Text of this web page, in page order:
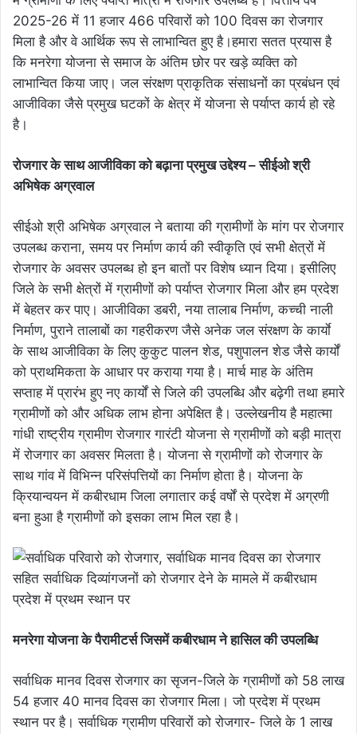
2025-26 में 11 हजार 466 परिवारों को 100 दिवस का रोजगार
मिला है और वे आर्थिक रूप से लाभान्वित हुए है।हमारा सतत प्रयास है
कि मनरेगा योजना से समाज के अंतिम छोर पर खड़े व्यक्ति को
लाभान्वित किया जाए। जल संरक्षण प्राकृतिक संसाधनों का प्रबंधन एवं
आजीविका जैसे प्रमुख घटकों के क्षेत्र में योजना से पर्याप्त कार्य हो रहे
है।
रोजगार के साथ आजीविका को बढ़ाना प्रमुख उद्देश्य – सीईओ श्री
अभिषेक अग्रवाल
सीईओ श्री अभिषेक अग्रवाल ने बताया की ग्रामीणों के मांग पर रोजगार
उपलब्ध कराना, समय पर निर्माण कार्य की स्वीकृति एवं सभी क्षेत्रों में
रोजगार के अवसर उपलब्ध हो इन बातों पर विशेष ध्यान दिया। इसीलिए
जिले के सभी क्षेत्रों में ग्रामीणों को पर्याप्त रोजगार मिला और हम प्रदेश
में बेहतर कर पाए। आजीविका डबरी, नया तालाब निर्माण, कच्ची नाली
निर्माण, पुराने तालाबों का गहरीकरण जैसे अनेक जल संरक्षण के कार्याे
के साथ आजीविका के लिए कुकुट पालन शेड, पशुपालन शेड जैसे कार्यों
को प्राथमिकता के आधार पर कराया गया है। मार्च माह के अंतिम
सप्ताह में प्रारंभ हुए नए कार्यों से जिले की उपलब्धि और बढ़ेगी तथा हमारे
ग्रामीणों को और अधिक लाभ होना अपेक्षित है। उल्लेखनीय है महात्मा
गांधी राष्ट्रीय ग्रामीण रोजगार गारंटी योजना से ग्रामीणों को बड़ी मात्रा
में रोजगार का अवसर मिलता है। योजना से ग्रामीणों को रोजगार के
साथ गांव में विभिन्न परिसंपत्तियों का निर्माण होता है। योजना के
क्रियान्वयन में कबीरधाम जिला लगातार कई वर्षों से प्रदेश में अग्रणी
बना हुआ है ग्रामीणों को इसका लाभ मिल रहा है।
मनरेगा योजना के पैरामीटर्स जिसमें कबीरधाम ने हासिल की उपलब्धि
सर्वाधिक मानव दिवस रोजगार का सृजन-जिले के ग्रामीणों को 58 लाख
54 हजार 40 मानव दिवस का रोजगार मिला। जो प्रदेश में प्रथम
स्थान पर है। सर्वाधिक ग्रामीण परिवारों को रोजगार- जिले के 1 लाख